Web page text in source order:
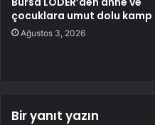
çocuklara umut dolu kamp
Ağustos 3, 2026
Bir yanıt yazın